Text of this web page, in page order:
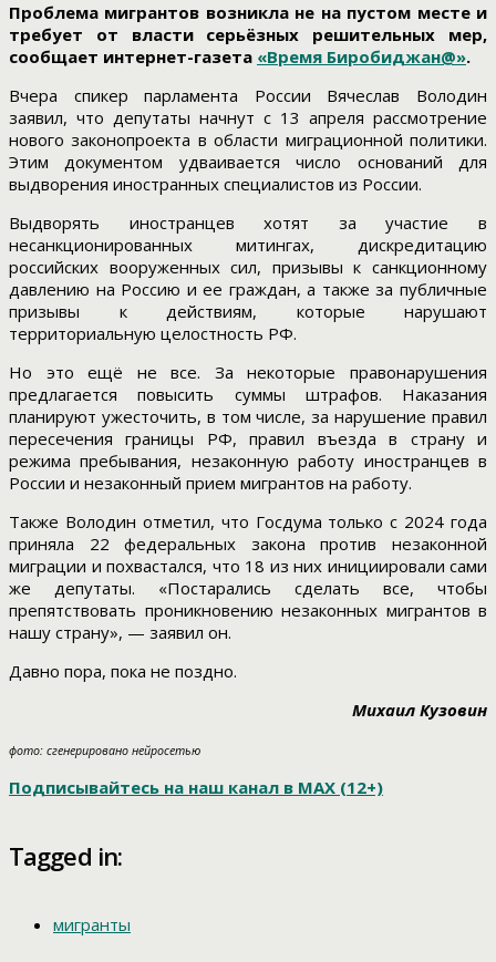
Проблема мигрантов возникла не на пустом месте и
требует от власти серьёзных решительных мер,
сообщает интернет-газета «Время Биробиджан@».
Вчера спикер парламента России Вячеслав Володин
заявил, что депутаты начнут с 13 апреля рассмотрение
нового законопроекта в области миграционной политики.
Этим документом удваивается число оснований для
выдворения иностранных специалистов из России.
Выдворять иностранцев хотят за участие в
несанкционированных митингах, дискредитацию
российских вооруженных сил, призывы к санкционному
давлению на Россию и ее граждан, а также за публичные
призывы к действиям, которые нарушают
территориальную целостность РФ.
Но это ещё не все. За некоторые правонарушения
предлагается повысить суммы штрафов. Наказания
планируют ужесточить, в том числе, за нарушение правил
пересечения границы РФ, правил въезда в страну и
режима пребывания, незаконную работу иностранцев в
России и незаконный прием мигрантов на работу.
Также Володин отметил, что Госдума только с 2024 года
приняла 22 федеральных закона против незаконной
миграции и похвастался, что 18 из них инициировали сами
же депутаты. «Постарались сделать все, чтобы
препятствовать проникновению незаконных мигрантов в
нашу страну», — заявил он.
Давно пора, пока не поздно.
Михаил Кузовин
фото: сгенерировано нейросетью
Подписывайтесь на наш канал в МАХ (12+)
Tagged in:
мигранты